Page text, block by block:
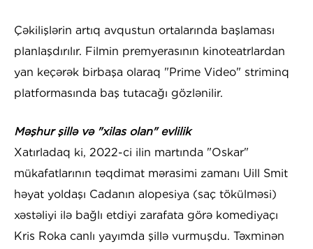
Çəkilişlərin artıq avqustun ortalarında başlaması
planlaşdırılır. Filmin premyerasının kinoteatrlardan
yan keçərək birbaşa olaraq "Prime Video" striminq
platformasında baş tutacağı gözlənilir.
Məşhur şillə və "xilas olan" evlilik
Xatırladaq ki, 2022-ci ilin martında "Oskar"
mükafatlarının təqdimat mərasimi zamanı Uill Smit
həyat yoldaşı Cadanın alopesiya (saç tökülməsi)
xəstəliyi ilə bağlı etdiyi zarafata görə komediyaçı
Kris Roka canlı yayımda şillə vurmuşdu. Təxminən